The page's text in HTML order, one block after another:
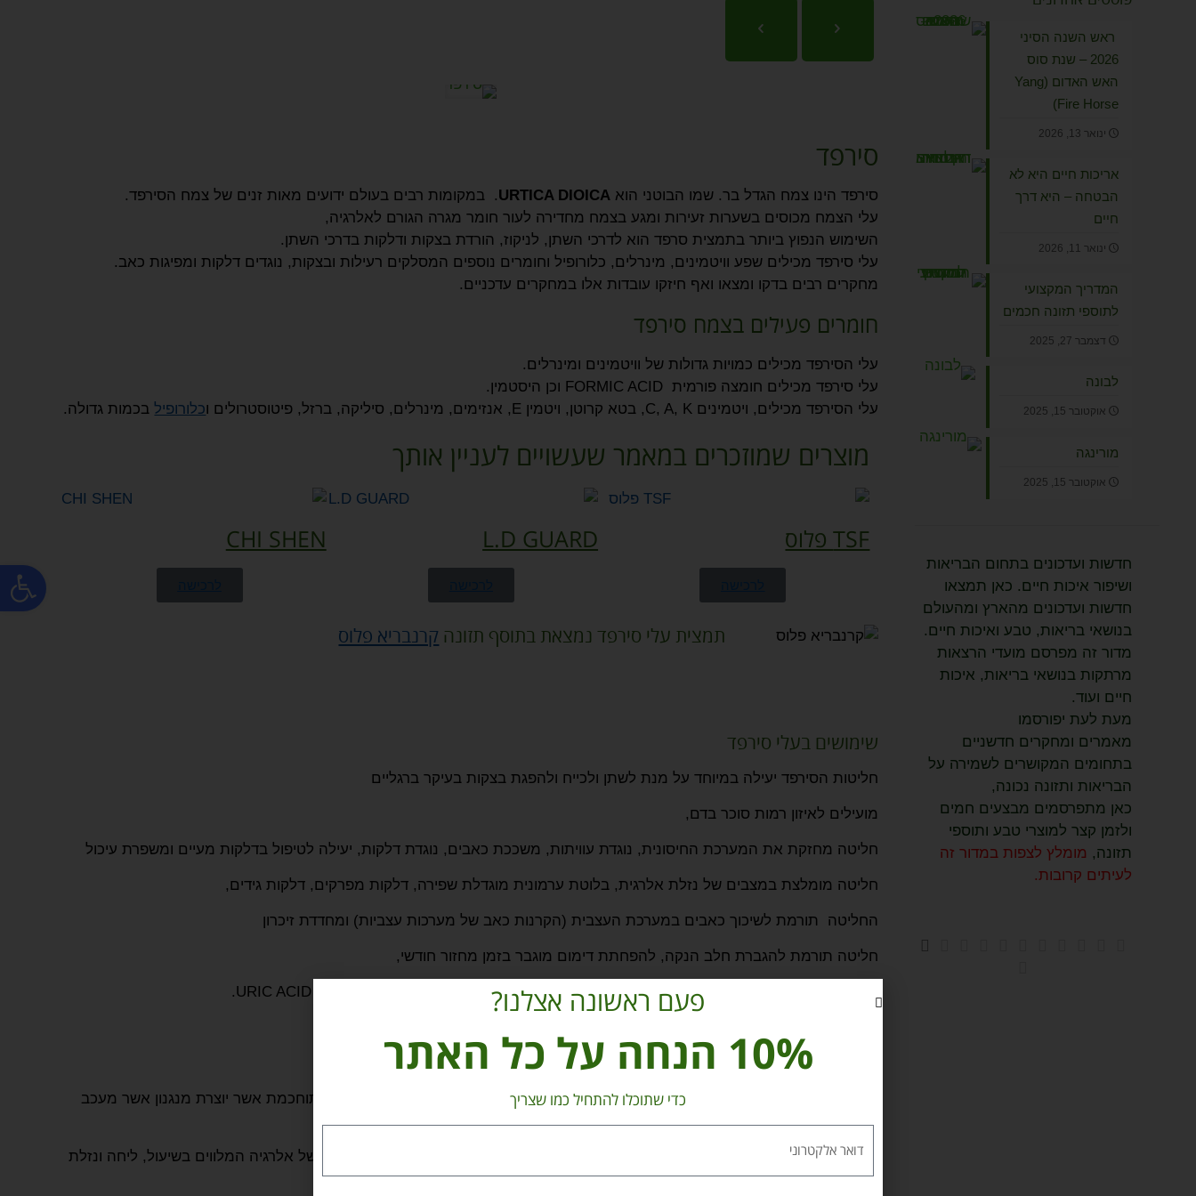
סירפד
סירפד הינו צמח הגדל בר. שמו הבוטני הוא URTICA DIOICA. במקומות רבים בעולם ידועים מאות זנים של צמח הסירפד.
עלי הצמח מכוסים בשערות זעירות ומגע בצמח מחדירה לעור חומר מגרה הגורם לאלרגיה,
השימוש הנפוץ ביותר בתמצית סרפד הוא לדרכי השתן, לניקוז, הורדת בצקות ודלקות בדרכי השתן.
עלי סירפד מכילים שפע וויטמינים, מינרלים, כלורופיל וחומרים נוספים המסלקים רעילות ובצקות, נוגדים דלקות ומפיגות כאב.
מחקרים רבים בדקו ומצאו ואף חיזקו עובדות אלו במחקרים עדכניים.
חומרים פעילים בצמח סירפד
עלי הסירפד מכילים כמויות גדולות של וויטמינים ומינרלים.
עלי סירפד מכילים חומצה פורמית FORMIC ACID וכן היסטמין.
עלי הסירפד מכילים, ויטמינים C, A, K, בטא קרוטן, ויטמין E, אנזימים, מינרלים, סיליקה, ברזל, פיטוסטרולים ו
כלורופיל בכמות גדולה.
מוצרים שמוזכרים במאמר שעשויים לעניין אותך
TSF פלוס L.D GUARD
CHI SHEN
תמצית עלי סירפד נמצאת בתוסף תזונה קרנבריא פלוס
שימושים בעלי סירפד
חליטות הסירפד יעילה במיוחד על מנת לשתן ולכייח ולהפגת בצקות בעיקר ברגליים
מועילים לאיזון רמות סוכר בדם,
חליטה מחזקת את המערכת החיסונית, נוגדת עוויתות, משככת כאבים, נוגדת דלקות, יעילה לטיפול בדלקות מעיים ומשפרת עיכול
חליטה מומלצת במצבים של נזלת אלרגית, בלוטת ערמונית מוגדלת שפירה, דלקות מפרקים, דלקות גידים,
החליטה תורמת לשיכוך כאבים במערכת העצבית (הקרנות כאב של מערכות עצביות) ומחדדת זיכרון
חליטה תורמת להגברת חלב הנקה, להפחתת דימום מוגבר בזמן מחזור חודשי,
שימוש בתמצית סרפד עוזרת להפריש דרך מערכת הכליות והשתן עודפים של חומצה אוראית URIC ACID.
מחקרים רבים נערכו על ההשפעות והתועלות הבריאותיות המצויות בעלי הסרפד
מחקרים מצאו כי עלי הסרפד מחזקים את המערכת החיסונית באמצעות שרשרת חומרים מתוחכמת אשר יוצרת מנגנון אשר מעכב
ייצור ומעקב שחרור של חומרים שהם מתווכי דלקת בגוף.
מחקרים מצאו כי חומרים המצויים בעלי
מועילים ומשפרים באופן משמעותי מצבים של אלרגיה המלווים בשיעול, ליחה ונזלת
מיימית.
ראש השנה הסיני
2026 – שנת סוס
האש האדום (Yang
Fire Horse)
ינואר 13, 2026
אריכות חיים היא לא
הבטחה – היא דרך
חיים
ינואר 11, 2026
המדריך המקצועי
לתוספי תזונה חכמים
דצמבר 27, 2025
לבונה
אוקטובר 15, 2025
מורינגה
אוקטובר 15, 2025
חדשות ועדכונים בתחום הבריאות
ושיפור איכות חיים. כאן תמצאו
חדשות ועדכונים מהארץ ומהעולם
בנושאי בריאות, טבע ואיכות חיים.
מדור זה מפרסם מועדי הרצאות
מרתקות בנושאי בריאות, איכות
חיים ועוד.
מעת לעת יפורסמו
מאמרים ומחקרים חדשניים
בתחומים המקושרים לשמירה על
הבריאות ותזונה נכונה,
כאן מתפרסמים מבצעים חמים
ולזמן קצר למוצרי טבע ותוספי
תזונה, מומלץ לצפות במדור זה
לעיתים קרובות.
פעם ראשונה אצלנו?
10% הנחה על כל האתר
כדי שתוכלו להתחיל כמו שצריך